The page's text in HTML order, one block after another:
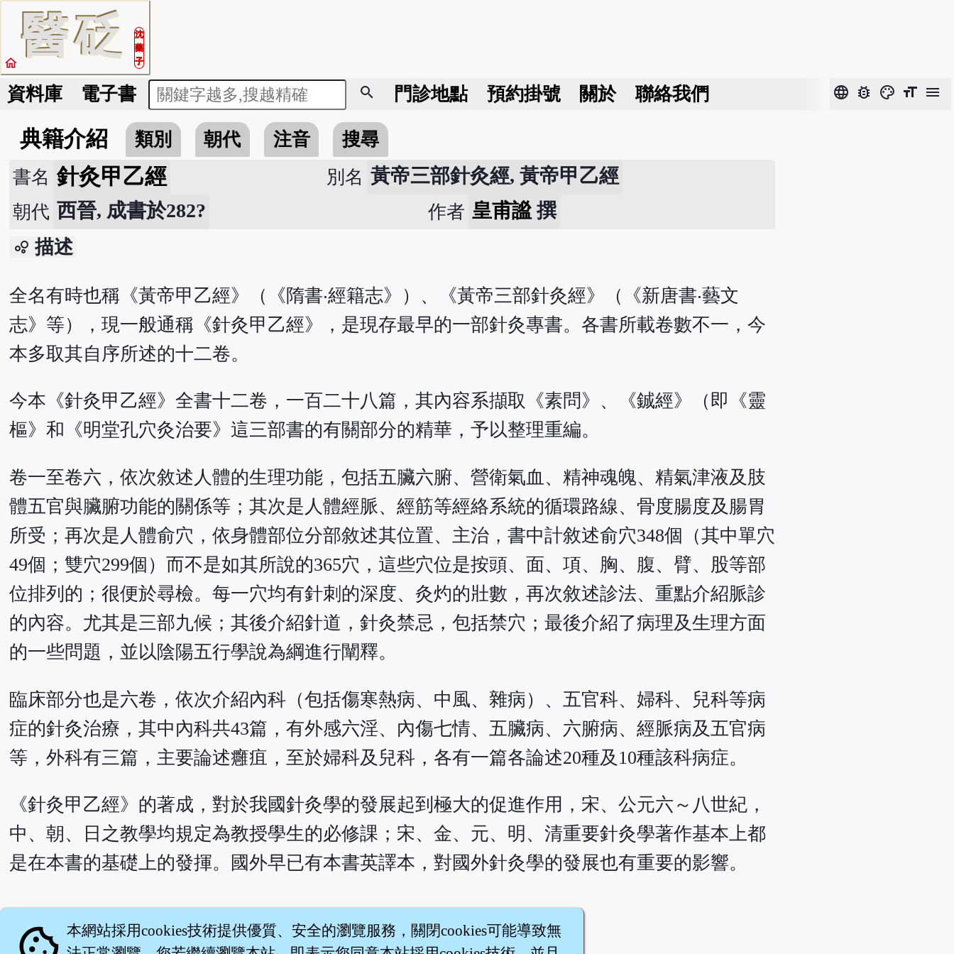
醫砭
沈
藥
子
home
資料庫 電子書 search 門診地點 預約掛號 關於 聯絡我們 language bug_report color_lens format_size menu
典籍介紹 類別 朝代 注音
搜尋
書名 針灸甲乙經 別名 黃帝三部針灸經, 黃帝甲乙經
朝代 西晉, 成書於282? 作者 皇甫謐撰
bubble_chart 描述
全名有時也稱《黃帝甲乙經》（《隋書‧經籍志》）、《黃帝三部針灸經》（《新唐書‧藝文
志》等），現一般通稱《針灸甲乙經》，是現存最早的一部針灸專書。各書所載卷數不一，今
本多取其自序所述的十二卷。
今本《針灸甲乙經》全書十二卷，一百二十八篇，其內容系擷取《素問》、《鋮經》（即《靈
樞》和《明堂孔穴灸治要》這三部書的有關部分的精華，予以整理重編。
卷一至卷六，依次敘述人體的生理功能，包括五臟六腑、營衛氣血、精神魂魄、精氣津液及肢
體五官與臟腑功能的關係等；其次是人體經脈、經筋等經絡系統的循環路線、骨度腸度及腸胃
所受；再次是人體俞穴，依身體部位分部敘述其位置、主治，書中計敘述俞穴348個（其中單穴
49個；雙穴299個）而不是如其所說的365穴，這些穴位是按頭、面、項、胸、腹、臂、股等部
位排列的；很便於尋檢。每一穴均有針刺的深度、灸灼的壯數，再次敘述診法、重點介紹脈診
的內容。尤其是三部九候；其後介紹針道，針灸禁忌，包括禁穴；最後介紹了病理及生理方面
的一些問題，並以陰陽五行學說為綱進行闡釋。
臨床部分也是六卷，依次介紹內科（包括傷寒熱病、中風、雜病）、五官科、婦科、兒科等病
症的針灸治療，其中內科共43篇，有外感六淫、內傷七情、五臟病、六腑病、經脈病及五官病
等，外科有三篇，主要論述癰疽，至於婦科及兒科，各有一篇各論述20種及10種該科病症。
《針灸甲乙經》的著成，對於我國針灸學的發展起到極大的促進作用，宋、公元六～八世紀，
中、朝、日之教學均規定為教授學生的必修課；宋、金、元、明、清重要針灸學著作基本上都
是在本書的基礎上的發揮。國外早已有本書英譯本，對國外針灸學的發展也有重要的影響。
English version本網站採用cookies技術提供優質、安全的瀏覽服務，關閉cookies可能導致無